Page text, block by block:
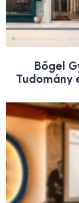
Bőgel
Tudomány